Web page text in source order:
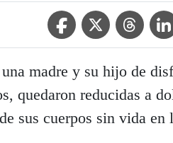
Facebook IconTwitter IconThreads Icon
madre y su hijo de
quedaron reducidas a
sus cuerpos sin vida en